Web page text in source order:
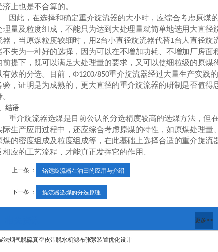
济上也是不合算的。
因此，在选择和确定重介旋流器的大小时，应综合考虑原煤
理量及粒度组成，不能只为达到大处理量就简单地选用大直径
器，当原煤粒度较细时，用2台小直径旋流器代替1台大直径旋
不失为一种好的选择，因为可以在不增加功耗、不增加厂房面
前提下，既可以满足大处理量的要求，又可以使细粒级的原煤
有效的分选。目前， Φ1200/850重介旋流器经过大量生产实践的
验，证明是为成熟的，更大直径的重介旋流器的研制是否值得
结语
重介旋流器选煤是目前公认的分选精度较高的选煤方法，但
际生产应用过程中，还应综合考虑原煤的特性，如原煤处理量
煤的密度组成及粒度组成等，在此基础上选择合适的重介旋流
相应的工艺流程，才能真正发挥它的作用。
上一条 ： 铭远旋流器在油田的应用与介绍
下一条 ： 旋流器选煤的分选原理
更多>>
法烟气脱硫真空皮带脱水机滤布张紧装置优化设计